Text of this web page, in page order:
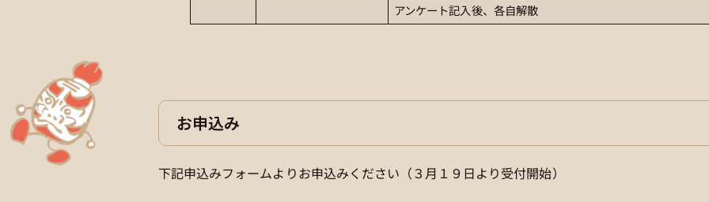
アンケート記入後、各自解散
お申込み
下記申込みフォームよりお申込みください（３月１９日より受付開始）